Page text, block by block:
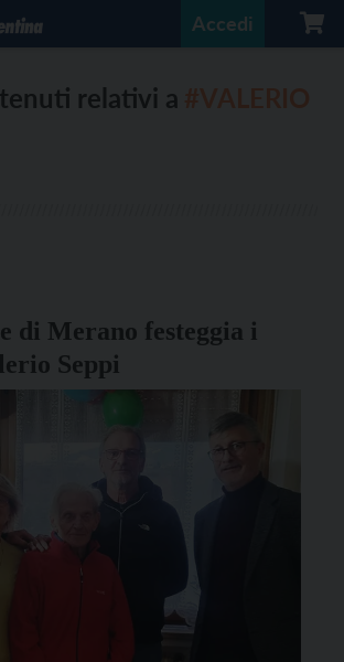
Accedi
relativi a
di Merano festeggia i
Seppi